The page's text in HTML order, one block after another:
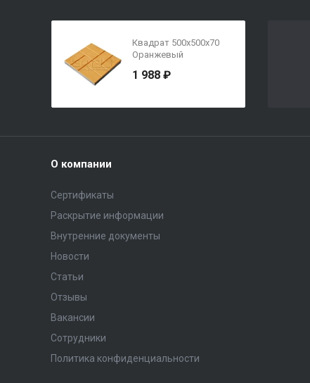
Квадрат 500х500х70
Оранжевый
1 988 ₽
О компании
Сертификаты
Раскрытие информации
Внутренние документы
Новости
Статьи
Отзывы
Вакансии
Сотрудники
Политика конфиденциальности